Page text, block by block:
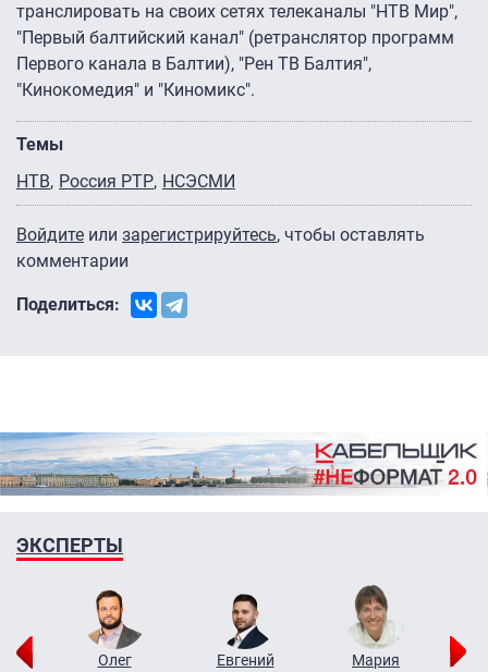
транслировать на своих сетях телеканалы "НТВ Мир",
"Первый балтийский канал" (ретранслятор программ
Первого канала в Балтии), "Рен ТВ Балтия",
"Кинокомедия" и "Киномикс".
Темы
НТВ Россия РТР НСЭСМИ
Войдите или зарегистрируйтесь, чтобы оставлять
комментарии
Поделиться:
ЭКСПЕРТЫ
Олег
Евгений
Мария